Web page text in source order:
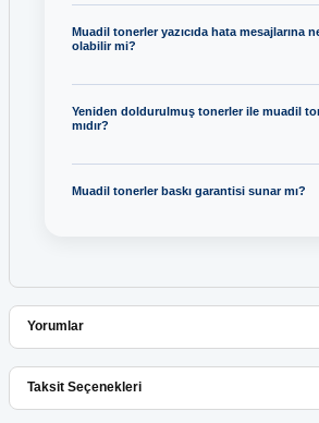
Muadil tonerler yazıcıda hata mesajlarına
olabilir mi?
Yeniden doldurulmuş tonerler ile muadil
mıdır?
Muadil tonerler baskı garantisi sunar mı?
Yorumlar
Taksit Seçenekleri